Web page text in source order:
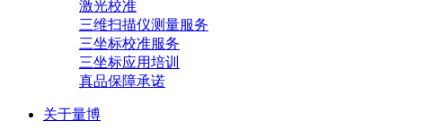
激光校准
三维扫描仪测量服务
三坐标校准服务
三坐标应用培训
真品保障承诺
关于量博